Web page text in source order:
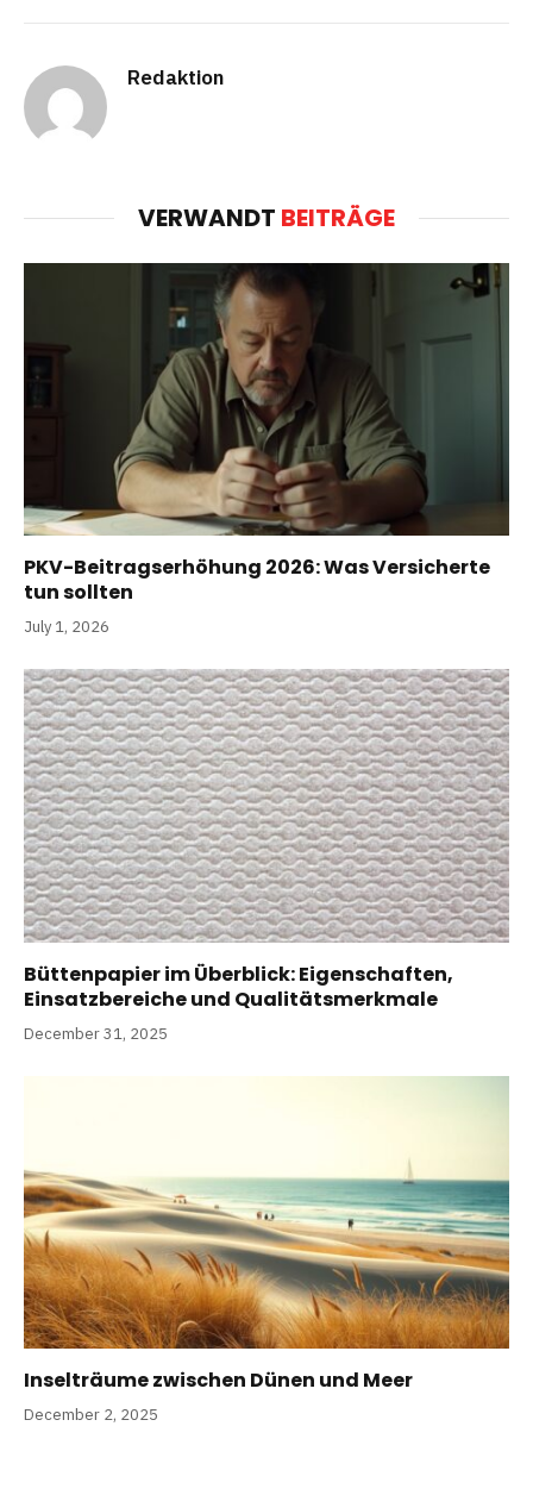
Redaktion
VERWANDT BEITRÄGE
PKV-Beitragserhöhung 2026: Was Versicherte
tun sollten
July 1, 2026
Büttenpapier im Überblick: Eigenschaften,
Einsatzbereiche und Qualitätsmerkmale
December 31, 2025
Inselträume zwischen Dünen und Meer
December 2, 2025